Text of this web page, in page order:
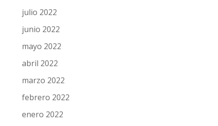
enero 2023
diciembre 2022
noviembre 2022
octubre 2022
septiembre 2022
julio 2022
junio 2022